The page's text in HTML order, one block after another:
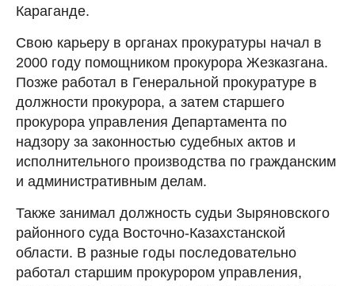
Караганде.
Свою карьеру в органах прокуратуры начал в
2000 году помощником прокурора Жезказгана.
Позже работал в Генеральной прокуратуре в
должности прокурора, а затем старшего
прокурора управления Департамента по
надзору за законностью судебных актов и
исполнительного производства по гражданским
и административным делам.
Также занимал должность судьи Зыряновского
районного суда Восточно-Казахстанской
области. В разные годы последовательно
работал старшим прокурором управления,